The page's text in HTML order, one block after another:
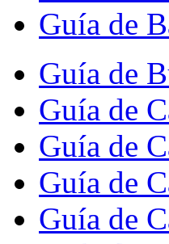
Guía de
Guía de
Guía de
Guía de
Guía de
Guía de